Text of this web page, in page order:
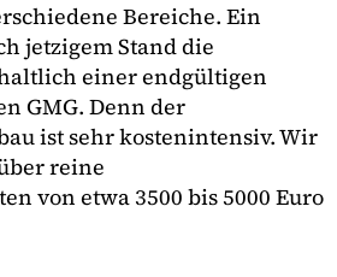
Bereiche. Ein
jetzigem Stand die
einer endgültigen
GMG. Denn der
ist sehr kostenintensiv. Wir
reine
von etwa 3500 bis 5000 Euro